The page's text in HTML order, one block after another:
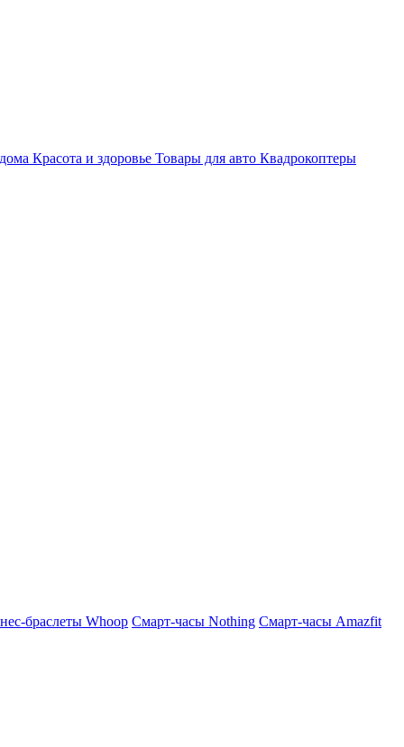
Красота и здоровье Товары для авто Квадрокоптеры
браслеты Whoop Смарт-часы Nothing Смарт-часы Amazfit